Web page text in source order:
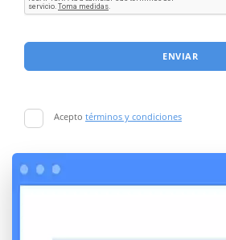
ENVIAR
Acepto términos y condiciones